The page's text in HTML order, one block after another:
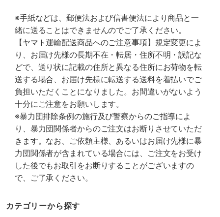
※手紙などは、郵便法および信書便法により商品と一
緒に送ることはできませんのでご了承ください。
【ヤマト運輸配送商品へのご注意事項】規定変更によ
り、お届け先様の長期不在・転居・住所不明・誤記な
どで、送り状に記載の住所と異なる住所にお荷物を転
送する場合、お届け先様に転送する送料を着払いでご
負担いただくことになりました。お間違いがないよう
十分にご注意をお願いします。
※暴力団排除条例の施行及び警察からのご指導によ
り、暴力団関係者からのご注文はお断りさせていただ
きます。なお、ご依頼主様、あるいはお届け先様に暴
力団関係者が含まれている場合には、ご注文をお受け
した後でもお取引をお断りすることがございますの
で、ご了承ください。
カテゴリーから探す